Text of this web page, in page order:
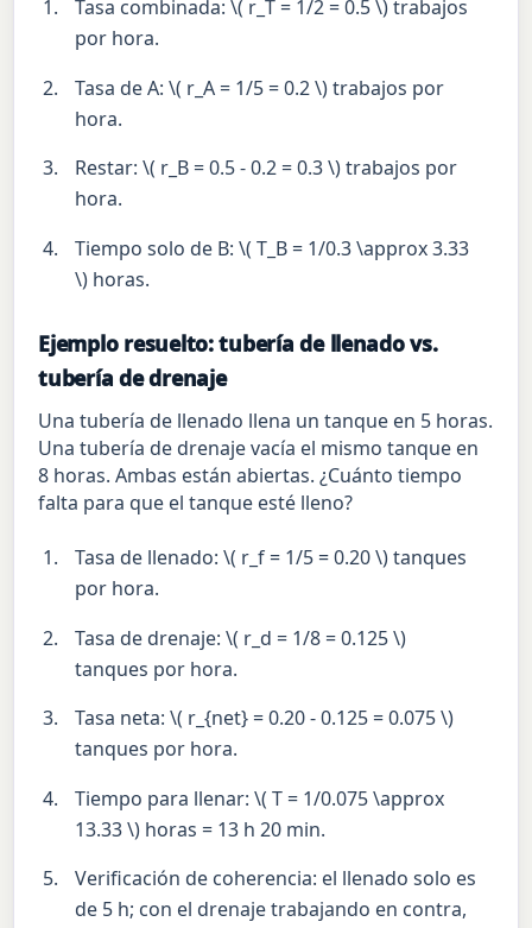
Tasa combinada: \( r_T = 1/2 = 0.5 \) trabajos
por hora.
Tasa de A: \( r_A = 1/5 = 0.2 \) trabajos por
hora.
Restar: \( r_B = 0.5 - 0.2 = 0.3 \) trabajos por
hora.
Tiempo solo de B: \( T_B = 1/0.3 \approx 3.33
\) horas.
Ejemplo resuelto: tubería de llenado vs.
tubería de drenaje
Una tubería de llenado llena un tanque en 5 horas.
Una tubería de drenaje vacía el mismo tanque en
8 horas. Ambas están abiertas. ¿Cuánto tiempo
falta para que el tanque esté lleno?
Tasa de llenado: \( r_f = 1/5 = 0.20 \) tanques
por hora.
Tasa de drenaje: \( r_d = 1/8 = 0.125 \)
tanques por hora.
Tasa neta: \( r_{net} = 0.20 - 0.125 = 0.075 \)
tanques por hora.
Tiempo para llenar: \( T = 1/0.075 \approx
13.33 \) horas = 13 h 20 min.
Verificación de coherencia: el llenado solo es
de 5 h; con el drenaje trabajando en contra,